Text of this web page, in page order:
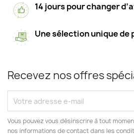
14 jours pour changer
Une sélection unique de
Recevez nos offres
Vous pouvez vous désinscrire à tout
nos informations de contact dans les